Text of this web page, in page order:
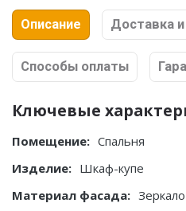
Описание Доставка
Способы оплаты
Ключевые
Помещение: Спальня
Изделие: Шкаф-купе
Материал фасада: Зеркало